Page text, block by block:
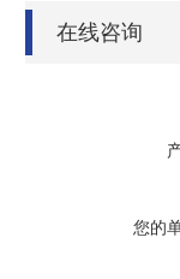
在线咨询
您的